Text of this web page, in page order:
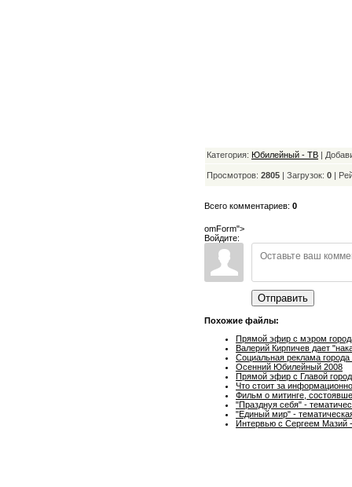
Категория: Юбилейный - ТВ |
Просмотров: 2805 | Загрузок: 0 |
Всего комментариев: 0
omForm">
Войдите:
Отправить
Похожие файлы:
Прямой эфир с мэром
Валерий Кирпичев дает
Социальная реклама
Осенний Юбилейный 2008
Прямой эфир с Главой
Что стоит за
Фильм о митинге,
"Празднуя себя" -
"Единый мир" -
Интервью с Сергеем Мазий